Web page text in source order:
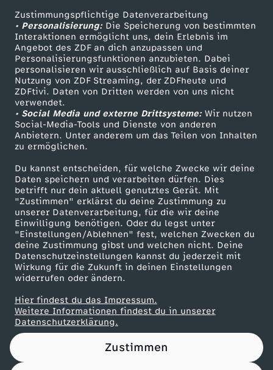
Zustimmungspflichtige Datenverarbeitung
• Personalisierung:Die Speicherung von bestimmten
Interaktionen ermöglicht uns, dein Erlebnis im
Angebot des ZDF an dich anzupassen und
Personalisierungsfunktionen anzubieten. Dabei
personalisieren wir ausschließlich auf Basis deiner
Nutzung von ZDF Streaming, der ZDFheute und
ZDFtivi. Daten von Dritten werden von uns nicht
verwendet.
• Social Media und externe Drittsysteme:Wir nutzen
Social-Media-Tools und Dienste von anderen
Anbietern. Unter anderem um das Teilen von Inhalten
zu ermöglichen.
Du kannst entscheiden, für welche Zwecke wir deine
Daten speichern und verarbeiten dürfen. Dies
betrifft nur dein aktuell genutztes Gerät. Mit
"Zustimmen" erklärst du deine Zustimmung zu
unserer Datenverarbeitung, für die wir deine
Einwilligung benötigen. Oder du legst unter
"Einstellungen/Ablehnen" fest, welchen Zwecken du
deine Zustimmung gibst und welchen nicht. Deine
Datenschutzeinstellungen kannst du jederzeit mit
Wirkung für die Zukunft in deinen Einstellungen
widerrufen oder ändern.
Hier findest du das Impressum.
Weitere Informationen findest du in unserer
Datenschutzerklärung.
Zustimmen
m
e
k
e
n
Livestreams
Sendungen A-Z
TV-Programm
Zuschauerservice
Hilfe
ZDF Unternehmen
Karriere
ZDF goes Schule
Werbefernsehen
Mainzelmännchen
Partner